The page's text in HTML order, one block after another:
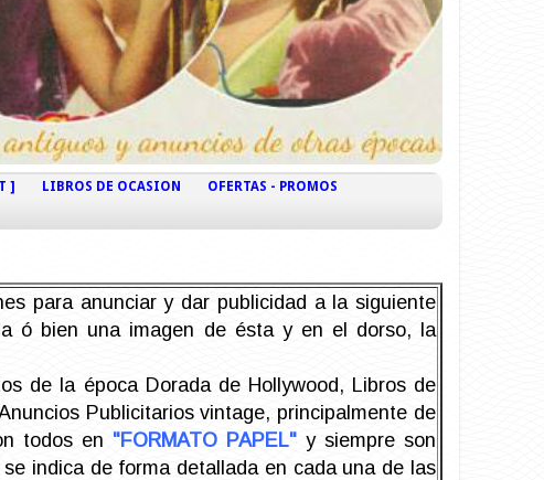
] LIBROS DE OCASION
OFERTAS - PROMOS
para anunciar y dar publicidad a la siguiente
ó bien una imagen de ésta y en el dorso, la
de la época Dorada de Hollywood, Libros de
Publicitarios vintage, principalmente de
todos en "FORMATO PAPEL" y siempre son
indica de forma detallada en cada una de las